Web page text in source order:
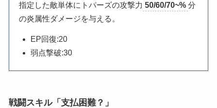
指定した敵単体にトパーズの攻撃力 50/60/70~% 分
の炎属性ダメージを与える。
EP回復:20
弱点撃破:30
戦闘スキル「支払困難？」